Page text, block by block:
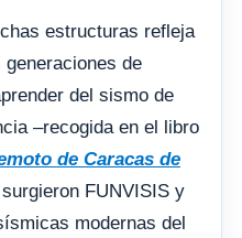
estructuras refleja
de
del sismo de
–recogida en el libro
de Caracas de
FUNVISIS y
modernas del